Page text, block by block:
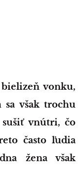
sa však trochu
vnútri, čo
často ľudia
žena však